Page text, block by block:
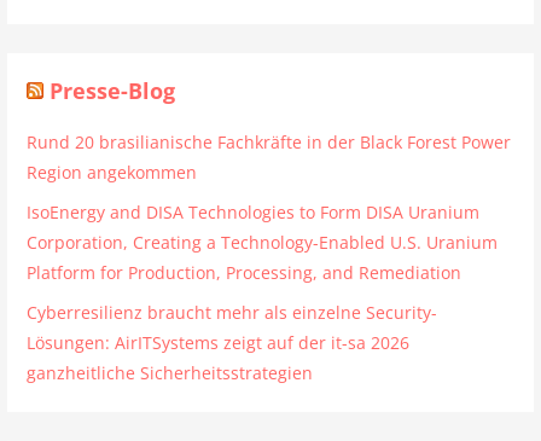
Presse-Blog
Rund 20 brasilianische Fachkräfte in der Black Forest Power
Region angekommen
IsoEnergy and DISA Technologies to Form DISA Uranium
Corporation, Creating a Technology-Enabled U.S. Uranium
Platform for Production, Processing, and Remediation
Cyberresilienz braucht mehr als einzelne Security-
Lösungen: AirITSystems zeigt auf der it-sa 2026
ganzheitliche Sicherheitsstrategien